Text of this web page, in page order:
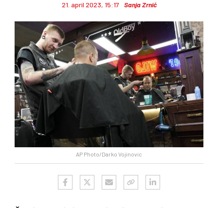
21. april 2023, 15:17 Sanja Zrnić
AP Photo/Darko Vojinovic